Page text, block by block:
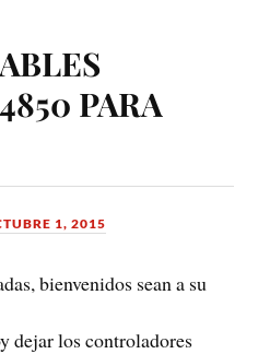
PARA
1, 2015
bienvenidos sean a su
dejar los controladores